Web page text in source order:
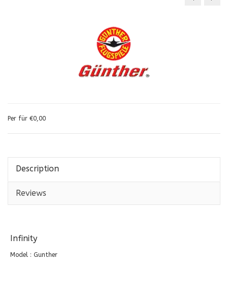
Per für €0,00
Description
Reviews
Infinity
Model : Gunther